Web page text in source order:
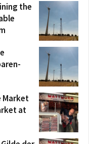
the
Market
at